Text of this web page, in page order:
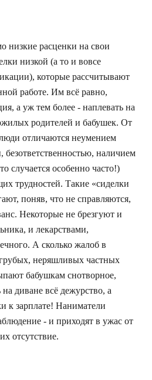
низкие расценки на свои
низкой (а то и вовсе
которые рассчитывают
работе. Им всё равно,
а уж тем более - наплевать на
родителей и бабушек. От
отличаются неумением
безответственностью, наличием
случается особенно часто!)
трудностей. Такие «сиделки
поняв, что не справляются,
Некоторые не брезгуют и
и лекарствами,
А сколько жалоб в
неряшливых частных
бабушкам снотворное,
диване всё дежурство, а
к зарплате! Наниматели
- и приходят в ужас от
отсутствие.